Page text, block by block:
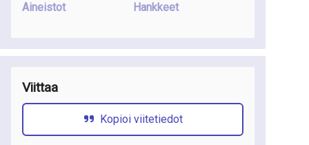
Aineistot Hankkeet
Viittaa
Kopioi viitetiedot